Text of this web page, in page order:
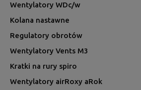
Wentylatory WDc/w
Kolana nastawne
Regulatory obrotów
Wentylatory Vents M3
Kratki na rury spiro
Wentylatory airRoxy aRok